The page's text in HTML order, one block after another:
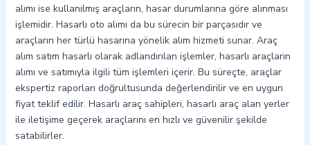
alımı ise kullanılmış araçların, hasar durumlarına göre alınması
işlemidir. Hasarlı oto alımı da bu sürecin bir parçasıdır ve
araçların her türlü hasarına yönelik alım hizmeti sunar. Araç
alım satım hasarlı olarak adlandırılan işlemler, hasarlı araçların
alımı ve satımıyla ilgili tüm işlemleri içerir. Bu süreçte, araçlar
ekspertiz raporları doğrultusunda değerlendirilir ve en uygun
fiyat teklif edilir. Hasarlı araç sahipleri, hasarlı araç alan yerler
ile iletişime geçerek araçlarını en hızlı ve güvenilir şekilde
satabilirler.